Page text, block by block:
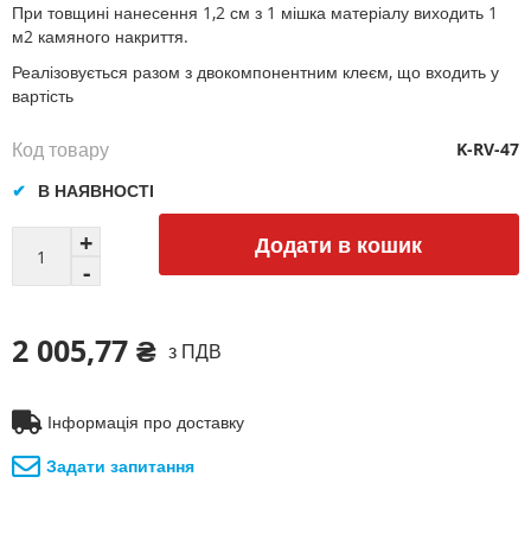
При товщині нанесення 1,2 см з 1 мішка матеріалу виходить 1
м2 камяного накриття.
Реалізовується разом з двокомпонентним клеєм, що входить у
вартість
Додати в кошик
2 005,77 ₴ з ПДВ
В НАЯВНОСТІ
Код товару K-RV-47
Інформація про доставку
Задати запитання